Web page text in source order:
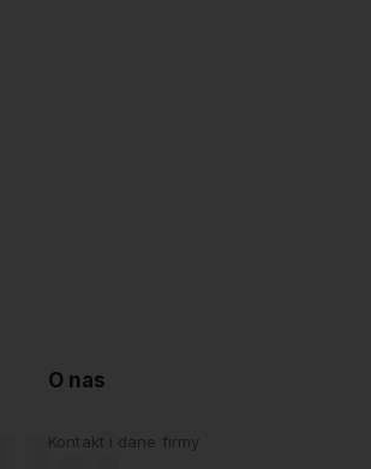
O nas
Kontakt i dane firmy